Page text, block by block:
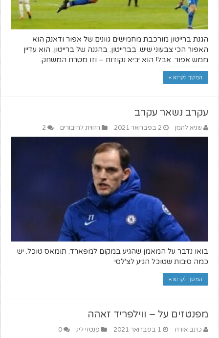
הגנת ברייטון מורכבת מחמישים גוונים של אפור ודאנק הוא
האפור הכי צבעוני שיש. בברייטון. בהגנה של ברייטון. הוא עדיין
ממש אפור. אבל! הוא יביא נקודות – וזו מטרת המשחק.
המשך לקרוא »
עקרב נשאר עקרב
שגיא להמן 2 בפברואר 2021 הזווית לחיבורים 2
בואו נדבר על המאמן שהגיע במקום למפארד: תומאס טוכל. יש
כמה סיבות שטוכל הגיע לצ'לסי
המשך לקרוא »
מפנטזים על – ווילפריד זאהה
כתב אורח 1 בפברואר 2021 פנטזי ליג 0